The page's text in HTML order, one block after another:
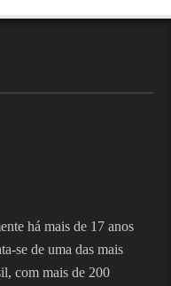
há mais de 17 anos
se de uma das mais
com mais de 200